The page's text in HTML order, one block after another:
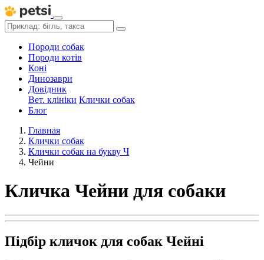
Породи собак
Породи котів
Коні
Динозаври
Довідник
Вет. клініки Клички собак
Блог
Главная
Клички собак
Клички собак на букву Ч
Чейни
Кличка Чейни для собаки
Підбір кличок для собак Чейні